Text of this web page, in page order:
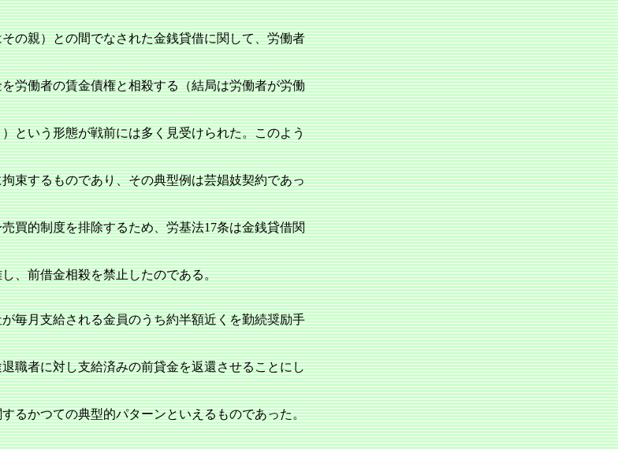
の親）との間でなされた金銭貸借に関して、労働者
労働者の賃金債権と相殺する（結局は労働者が労働
という形態が戦前には多く見受けられた。このよう
束するものであり、その典型例は芸娼妓契約であっ
買的制度を排除するため、労基法17条は金銭貸借関
、前借金相殺を禁止したのである。
毎月支給される金員のうち約半額近くを勤続奨励手
職者に対し支給済みの前貸金を返還させることにし
るかつての典型的パターンといえるものであった。